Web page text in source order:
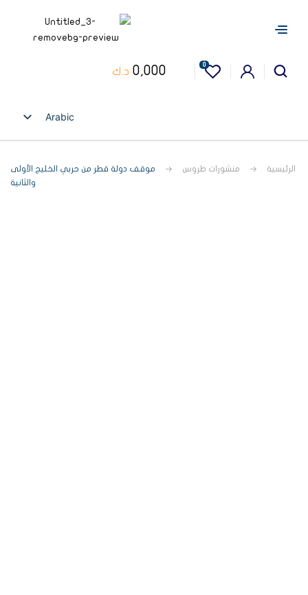
0
0,000 د.ك
Arabic
English
الرئيسية منشورات طروس
موقف دولة قطر من حربي الخليج الأولى
والثانية